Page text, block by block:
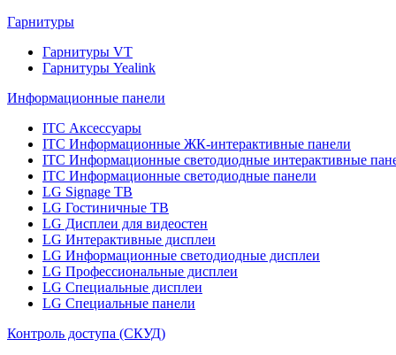
Гарнитуры
Гарнитуры VT
Гарнитуры Yealink
Информационные панели
ITC Аксессуары
ITC Информационные ЖК-интерактивные панели
ITC Информационные светодиодные интерактивные
ITC Информационные светодиодные панели
LG Signage ТВ
LG Гостиничные ТВ
LG Дисплеи для видеостен
LG Интерактивные дисплеи
LG Информационные светодиодные дисплеи
LG Профессиональные дисплеи
LG Специальные дисплеи
LG Специальные панели
Контроль доступа (СКУД)